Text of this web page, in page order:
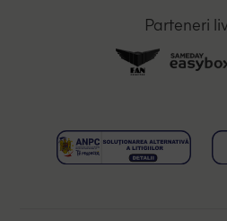
Parteneri